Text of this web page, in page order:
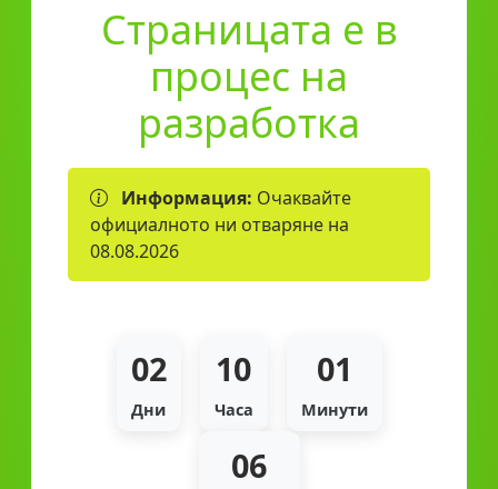
Страницата е в
процес на
разработка
Информация: Очаквайте
официалното ни отваряне на
08.08.2026
02
Дни
10
Часа
01
Минути
06